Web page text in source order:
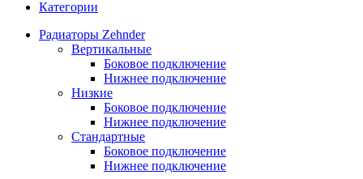
Категории
Радиаторы Zehnder
Вертикальные
Боковое подключение
Нижнее подключение
Низкие
Боковое подключение
Нижнее подключение
Стандартные
Боковое подключение
Нижнее подключение